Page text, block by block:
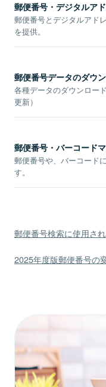
郵便番号・デジタルア
郵便番号とデジタルアド
を提供。
郵便番号データのダウ
各種データのダウンロー
更新）
郵便番号・バーコード
郵便番号や、バーコード
す。
郵便番号検索に使用さ
2025年度版郵便番号の